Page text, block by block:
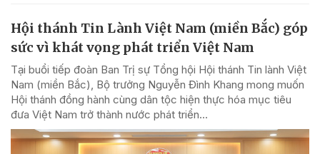
Hội thánh Tin Lành Việt Nam (miền Bắc) góp
sức vì khát vọng phát triển Việt Nam
Tại buổi tiếp đoàn Ban Trị sự Tổng hội Hội thánh Tin lành Việt
Nam (miền Bắc), Bộ trưởng Nguyễn Đình Khang mong muốn
Hội thánh đồng hành cùng dân tộc hiện thực hóa mục tiêu
đưa Việt Nam trở thành nước phát triển...